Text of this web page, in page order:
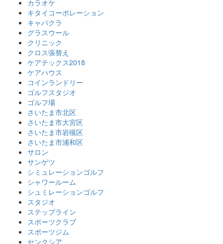
カラオケ
キタイコーポレーション
キャバクラ
グラスウール
クリニック
クロス張替え
ケアテックス2018
ケアハウス
コインランドリー
ゴルフスタジオ
ゴルフ場
さいたま市北区
さいたま市大宮区
さいたま市岩槻区
さいたま市浦和区
サロン
サンゲツ
シミュレーションゴルフ
シャワールーム
シュミレーションゴルフ
スタジオ
ステップライン
スポーツクラブ
スポーツジム
センクシア